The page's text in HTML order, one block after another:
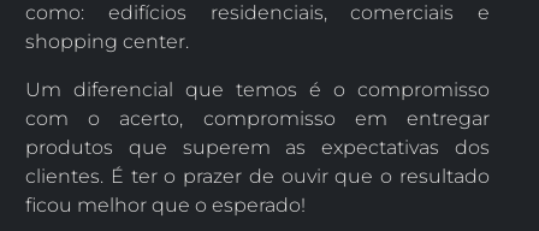
como: edifícios residenciais, comerciais e
shopping center.
Um diferencial que temos é o compromisso
com o acerto, compromisso em entregar
produtos que superem as expectativas dos
clientes. É ter o prazer de ouvir que o resultado
ficou melhor que o esperado!